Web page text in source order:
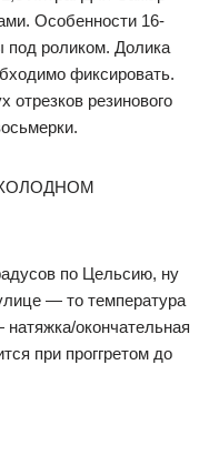
Особенности 16-
под роликом. Долика
фиксировать.
резинового
по Цельсию, ну
— то температура
окончательная
при проггретом до